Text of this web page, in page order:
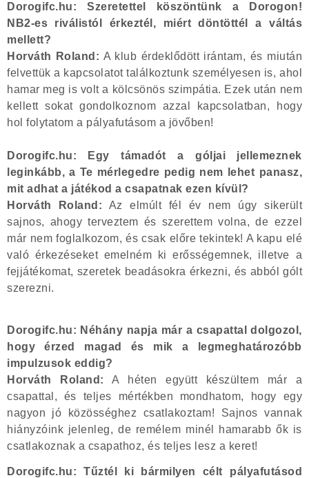
Dorogifc.hu: Szeretettel köszöntünk a Dorogon!
NB2-es riválistól érkeztél, miért döntöttél a váltás
mellett?
Horváth Roland: A klub érdeklődött irántam, és miután
felvettük a kapcsolatot találkoztunk személyesen is, ahol
hamar meg is volt a kölcsönös szimpátia. Ezek után nem
kellett sokat gondolkoznom azzal kapcsolatban, hogy
hol folytatom a pályafutásom a jövőben!
Dorogifc.hu: Egy támadót a góljai jellemeznek
leginkább, a Te mérlegedre pedig nem lehet panasz,
mit adhat a játékod a csapatnak ezen kívül?
Horváth Roland: Az elmúlt fél év nem úgy sikerült
sajnos, ahogy terveztem és szerettem volna, de ezzel
már nem foglalkozom, és csak előre tekintek! A kapu elé
való érkezéseket emelném ki erősségemnek, illetve a
fejjátékomat, szeretek beadásokra érkezni, és abból gólt
szerezni.
Dorogifc.hu: Néhány napja már a csapattal dolgozol,
hogy érzed magad és mik a legmeghatározóbb
impulzusok eddig?
Horváth Roland: A héten együtt készültem már a
csapattal, és teljes mértékben mondhatom, hogy egy
nagyon jó közösséghez csatlakoztam! Sajnos vannak
hiányzóink jelenleg, de remélem minél hamarabb ők is
csatlakoznak a csapathoz, és teljes lesz a keret!
Dorogifc.hu: Tűztél ki bármilyen célt pályafutásod